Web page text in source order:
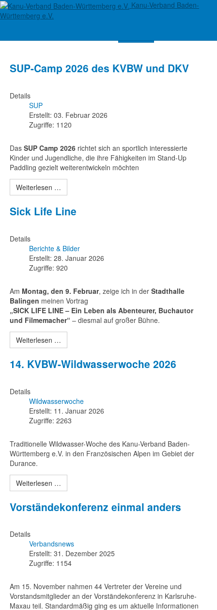
Kanu-Verband Baden-
Württemberg e.V.
SUP-Camp 2026 des KVBW und DKV
Details
SUP
Erstellt: 03. Februar 2026
Zugriffe: 1120
Das SUP Camp 2026 richtet sich an sportlich interessierte
Kinder und Jugendliche, die ihre Fähigkeiten im Stand-Up
Paddling gezielt weiterentwickeln möchten
Weiterlesen …
Sick Life Line
Details
Berichte & Bilder
Erstellt: 28. Januar 2026
Zugriffe: 920
Am Montag, den 9. Februar, zeige ich in der Stadthalle
Balingen meinen Vortrag
„SICK LIFE LINE – Ein Leben als Abenteurer, Buchautor
und Filmemacher“ – diesmal auf großer Bühne.
Weiterlesen …
14. KVBW-Wildwasserwoche 2026
Details
Wildwasserwoche
Erstellt: 11. Januar 2026
Zugriffe: 2263
Traditionelle Wildwasser-Woche des Kanu-Verband Baden-
Württemberg e.V. in den Französischen Alpen im Gebiet der
Durance.
Weiterlesen …
Vorständekonferenz einmal anders
Details
Verbandsnews
Erstellt: 31. Dezember 2025
Zugriffe: 1154
Am 15. November nahmen 44 Vertreter der Vereine und
Vorstandsmitglieder an der Vorständekonferenz in Karlsruhe-
Maxau teil. Standardmäßig ging es um aktuelle Informationen